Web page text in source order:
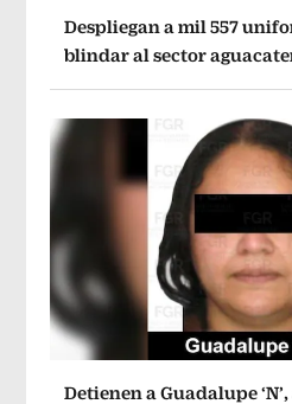
Despliegan a mil 557
blindar al sector
Detienen a Guadalupe